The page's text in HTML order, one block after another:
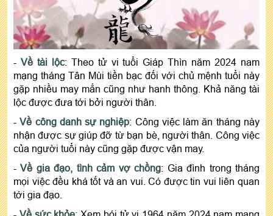
- Về tài lộc: Theo tử vi tuổi Giáp Thìn năm 2024 nam
mạng tháng Tân Mùi tiền bạc đối với chủ mệnh tuổi này
gặp nhiều may mắn cũng như hanh thông. Khả năng tài
lộc được đưa tới bởi người thân.
-Về công danh sự nghiệp: Công việc làm ăn tháng này
nhận được sự giúp đỡ từ bạn bè, người thân. Công việc
của người tuổi này cũng gặp được vận may.
-Về gia đạo, tình cảm vợ chồng: Gia đình trong tháng
mọi việc đều khá tốt và an vui. Có được tin vui liên quan
tới gia đạo.